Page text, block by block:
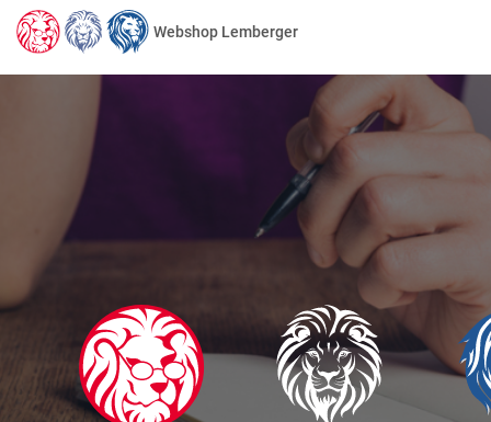
Webshop Lemberger